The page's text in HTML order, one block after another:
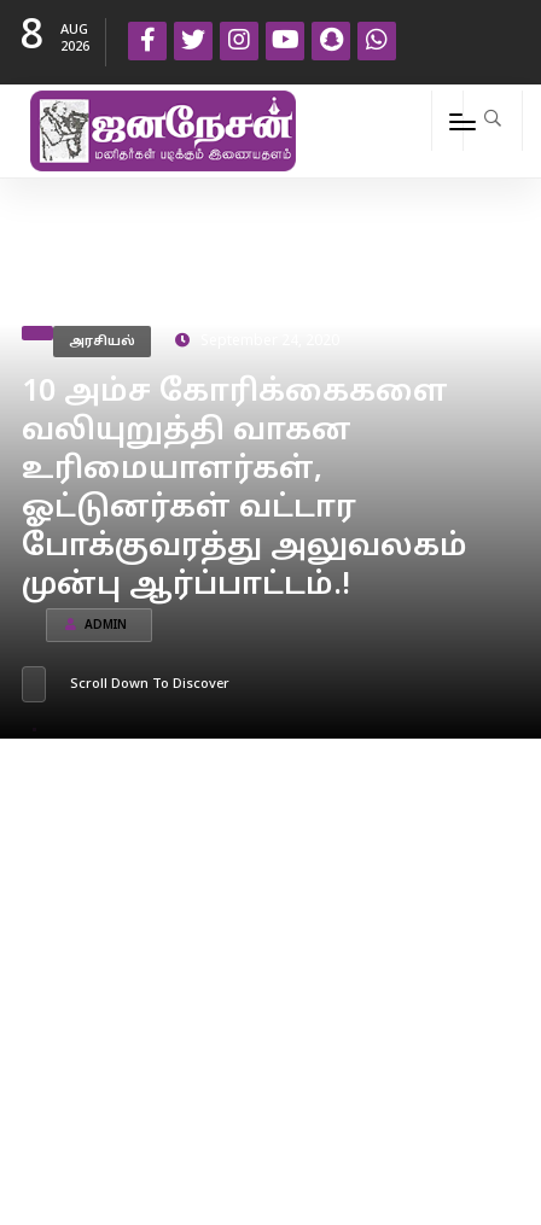
8
AUG
2026
அரசியல்
10 அம்ச கோரிக்கைகளை
வலியுறுத்தி வாகன
உரிமையாளர்கள்,
ஓட்டுனர்கள் வட்டார
போக்குவரத்து அலுவலகம்
முன்பு ஆர்ப்பாட்டம்.!
ADMIN
Scroll Down To Discover